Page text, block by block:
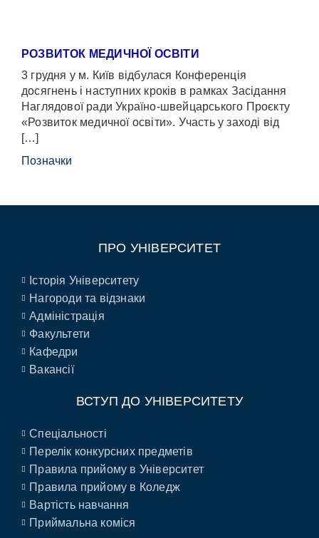
РОЗВИТОК МЕДИЧНОЇ ОСВІТИ
3 грудня у м. Київ відбулася Конференція
досягнень і наступних кроків в рамках Засідання
Наглядової ради Україно-швейцарського Проєкту
«Розвиток медичної освіти». Участь у заході від
[…]
Позначки
ПРО УНІВЕРСИТЕТ
Історія Університету
Нагороди та відзнаки
Адміністрація
Факультети
Кафедри
Вакансії
ВСТУП ДО УНІВЕРСИТЕТУ
Спеціальності
Перелік конкурсних предметів
Правила прийому в Університет
Правила прийому в Коледж
Вартість навчання
Приймальна коміся